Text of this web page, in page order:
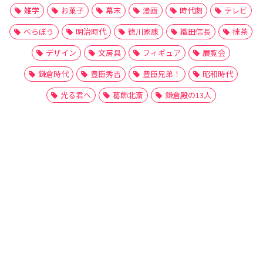
雑学
お菓子 幕末 漫画 時代劇
テレビ
べらぼう
明治時代 徳川家康 織田信長
抹茶
デザイン
文房具 フィギュア
展覧会
鎌倉時代
豊臣秀吉 豊臣兄弟！
昭和時代
光る君へ
葛飾北斎 鎌倉殿の13人